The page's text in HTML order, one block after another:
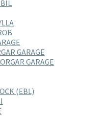
GARAGE
GARAGE
(EBL)